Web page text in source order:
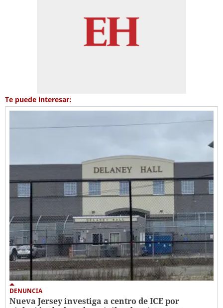
Te puede interesar:
DENUNCIA
Nueva Jersey investiga a centro de ICE por